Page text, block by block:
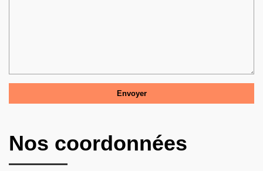
Nos coordonnées